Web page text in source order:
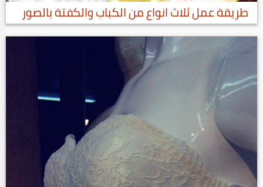
طريقة عمل ثلاث انواع من الكباب والكفتة بالصور